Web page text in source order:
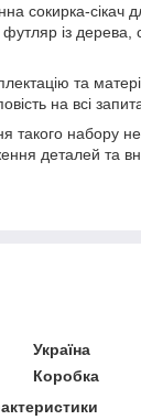
сокирка-сікач
із дерева,
та
на всі
такого набору
деталей та
Україна
Коробка